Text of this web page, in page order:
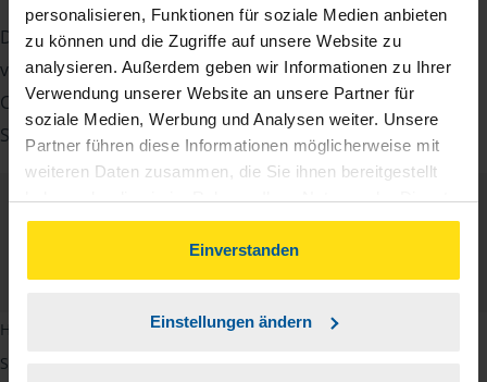
personalisieren, Funktionen für soziale Medien anbieten
zu können und die Zugriffe auf unsere Website zu
analysieren. Außerdem geben wir Informationen zu Ihrer
Verwendung unserer Website an unsere Partner für
soziale Medien, Werbung und Analysen weiter. Unsere
Partner führen diese Informationen möglicherweise mit
weiteren Daten zusammen, die Sie ihnen bereitgestellt
haben oder die sie im Rahmen Ihrer Nutzung der Dienste
gesammelt haben. Indem Sie auf Einverstanden klicken,
können Sie der Verwendung von Cookies, gemäß
unserer➔ Datenschutzrichtliniezustimmen.
Einverstanden
Einstellungen ändern
Damit Sie sich gut vorbereiten können und keinen der
vielen Nachweise vergessen, stellen wir Ihnen hier eine
Checkliste für Arbeitnehmer, Beamte, Auszubildende und
Studenten sowie Rentner zur Verfügung.
Checkliste
Hinweis: Übersetzungen in mehreren Sprachen finden Sie, wenn
Sie auf den Pfeil neben der Sprache Deutsch klicken.